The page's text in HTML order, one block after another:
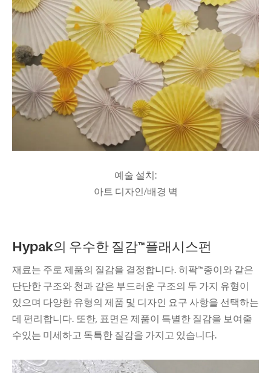
예술 설치:
아트 디자인/배경 벽
Hypak의 우수한 질감™플래시스펀
재료는 주로 제품의 질감을 결정합니다. 히팍™종이와 같은
단단한 구조와 천과 같은 부드러운 구조의 두 가지 유형이
있으며 다양한 유형의 제품 및 디자인 요구 사항을 선택하는
데 편리합니다. 또한, 표면은 제품이 특별한 질감을 보여줄
수있는 미세하고 독특한 질감을 가지고 있습니다.